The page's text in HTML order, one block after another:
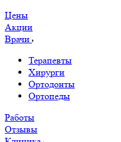
Цены
Акции
Врачи
Терапевты
Хирурги
Ортодонты
Ортопеды
Работы
Отзывы